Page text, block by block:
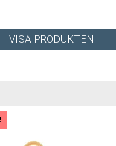
VISA PRODUKTEN
!